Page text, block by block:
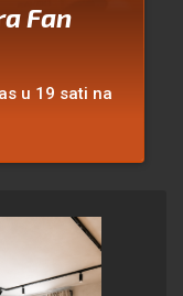
Fan
u 19 sati na